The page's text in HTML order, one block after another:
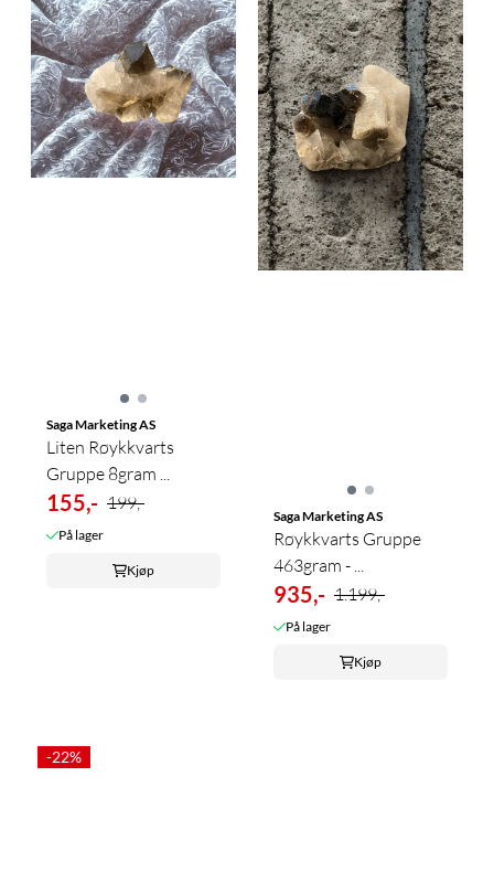
Saga Marketing AS
Liten Røykkvarts
Gruppe 8gram ...
155,- 199,-
På lager
Kjøp
Saga Marketing AS
Røykkvarts Gruppe
463gram - ...
935,- 1.199,-
På lager
Kjøp
-22%